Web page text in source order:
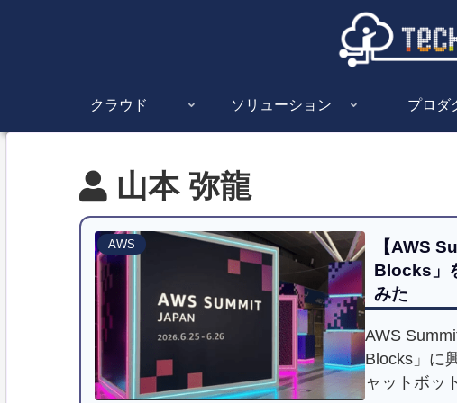
クラウド ソリューション プロダ
山本 弥龍
AWS
【AWS
Blocks」
みた
AWS
Blocks」に
ャットボッ